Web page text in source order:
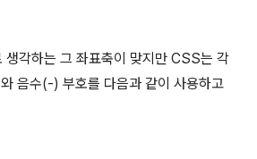
생각하는 그 좌표축이 맞지만 CSS는 각
음수(-) 부호를 다음과 같이 사용하고